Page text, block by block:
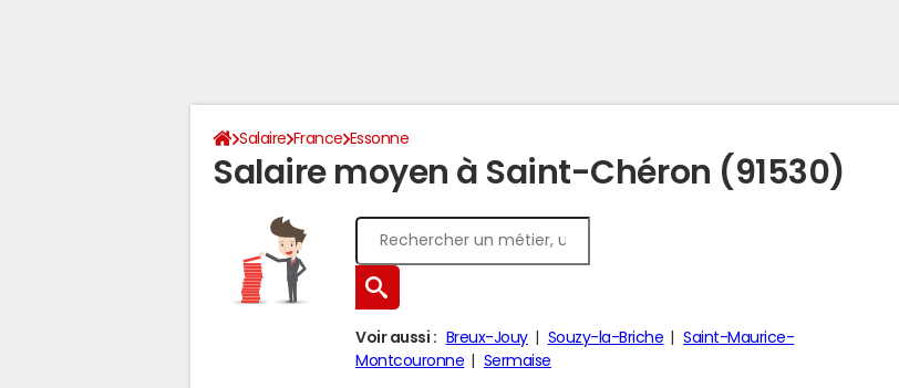
Salaire France Essonne
Salaire moyen à Saint-Chéron (91530)
Voir aussi : Breux-Jouy Souzy-la-Briche
Saint-Maurice-
Montcouronne
Sermaise